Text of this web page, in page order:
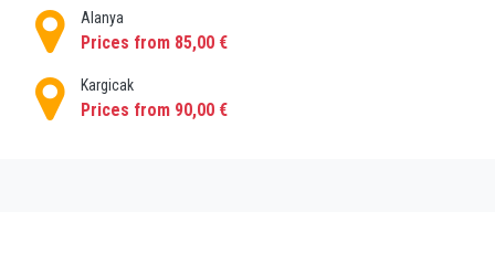
Alanya
Prices from 85,00 €
Kargicak
Prices from 90,00 €